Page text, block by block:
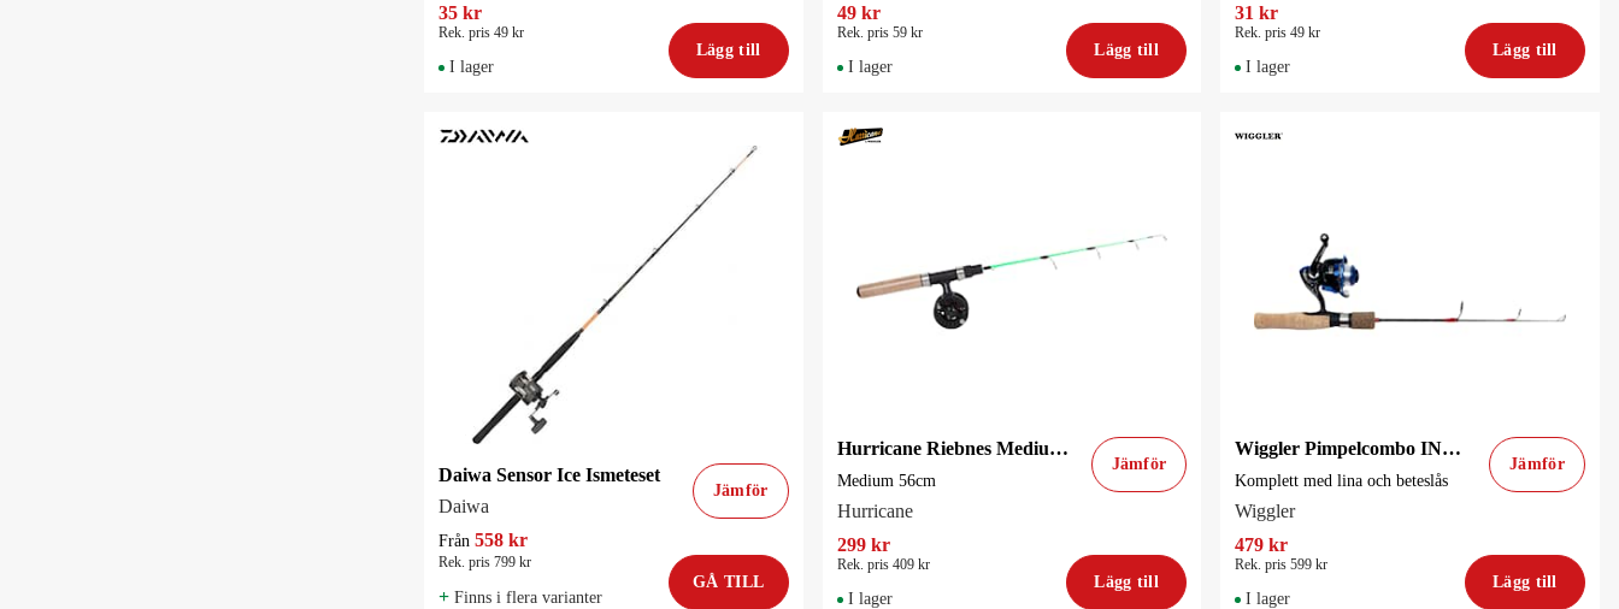
35 kr
Rek. pris 49 kr
I lager
Lägg till
49 kr
Rek. pris 59 kr
I lager
Lägg till
31 kr
Rek. pris 49 kr
I lager
Lägg till
Daiwa Sensor Ice Ismeteset
Daiwa
Jämför
Från 558 kr
Rek. pris 799 kr
+ Finns i flera varianter
GÅ TILL
Hurricane Riebnes Medium 56cm Pimpelcombo
Medium 56cm
Hurricane
Jämför
299 kr
Rek. pris 409 kr
I lager
Lägg till
Wiggler Pimpelcombo INARI ICE3
Komplett med lina och beteslås
Wiggler
Jämför
479 kr
Rek. pris 599 kr
I lager
Lägg till